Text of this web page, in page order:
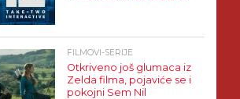
FILMOVI-SERIJE
Otkriveno još glumaca iz
Zelda filma, pojaviće se i
pokojni Sem Nil